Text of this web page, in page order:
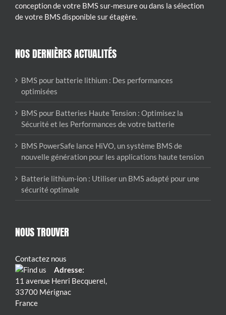
conception de votre BMS sur-mesure ou dans la sélection
de votre BMS disponible sur étagère.
NOS DERNIÈRES ACTUALITÉS
BMS pour batterie lithium : Des performances
optimisées
BMS pour Batteries Haute Tension : Optimisez la
Sécurité et les Performances de votre batterie
BMS PowerSafe lance HiVO, un système BMS de
nouvelle génération pour les applications haute tension
Batterie lithium-ion : Utiliser un BMS adapté pour une
sécurité optimale
NOUS TROUVER
Contactez nous
Adresse:
11 avenue Henri Becquerel,
33700 Mérignac
France